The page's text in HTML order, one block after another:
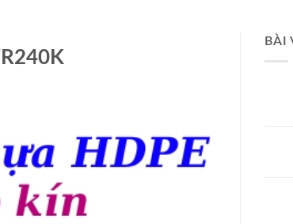
BÀI